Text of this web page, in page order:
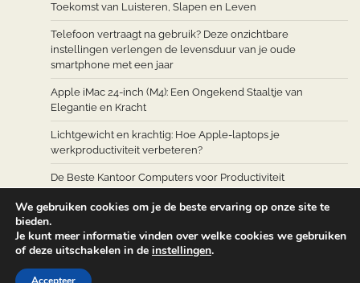
Toekomst van Luisteren, Slapen en Leven
Telefoon vertraagt na gebruik? Deze onzichtbare
instellingen verlengen de levensduur van je oude
smartphone met een jaar
Apple iMac 24-inch (M4): Een Ongekend Staaltje van
Elegantie en Kracht
Lichtgewicht en krachtig: Hoe Apple-laptops je
werkproductiviteit verbeteren?
De Beste Kantoor Computers voor Productiviteit
Copyright © 2026
We gebruiken cookies om je de beste ervaring op onze site te
bieden.
Je kunt meer informatie vinden over welke cookies we gebruiken
of deze uitschakelen in de instellingen.